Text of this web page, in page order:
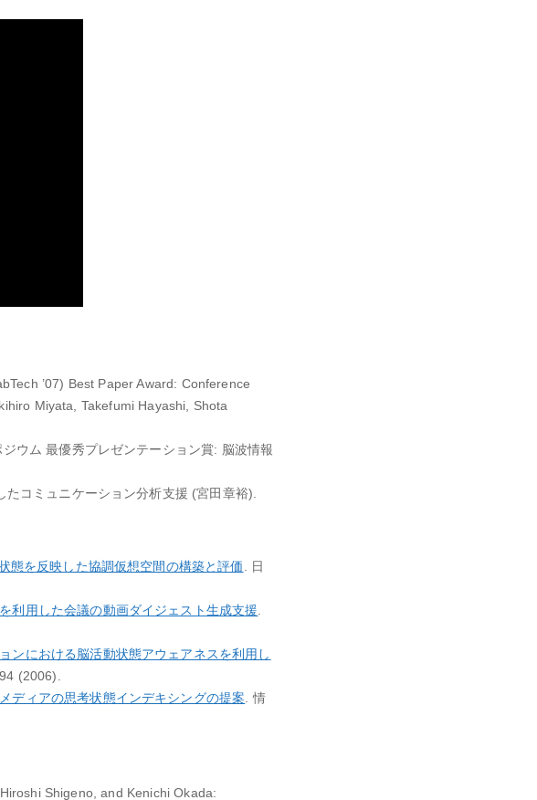
’07) Best Paper Award: Conference
Miyata, Takefumi Hayashi, Shota
ウム 最優秀プレゼンテーション賞: 脳波情報
コミュニケーション分析支援 (宮田章裕).
態を反映した協調仮想空間の構築と評価 . 日
利用した会議の動画ダイジェスト生成支援.
ンにおける脳活動状態アウェアネスを利用し
(2006).
ディアの思考状態インデキシングの提案. 情
Shigeno, and Kenichi Okada: